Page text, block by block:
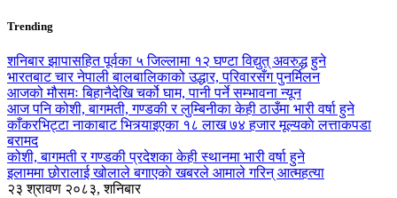
Trending
शनिबार झापासहित पूर्वका ५ जिल्लामा १२ घण्टा विद्युत् अवरुद्ध हुने
भारतबाट चार नेपाली बालबालिकाको उद्धार, परिवारसँग पुनर्मिलन
आजको मौसमः बिहानैदेखि चर्को घाम, पानी पर्ने सम्भावना न्यून
आज पनि कोशी, बागमती, गण्डकी र लुम्बिनीका केही ठाउँमा भारी वर्षा हुने
काँकरभिट्टा नाकाबाट भित्र्याइएका १८ लाख ७४ हजार मूल्यकाे लत्ताकपडा
बरामद
कोशी, बागमती र गण्डकी प्रदेशका केही स्थानमा भारी वर्षा हुने
इलाममा छोरालाई खोलाले बगाएकाे खबरले आमाले गरिन् आत्महत्या
२३ श्रावण २०८३, शनिबार